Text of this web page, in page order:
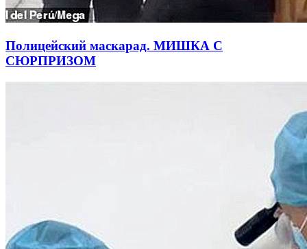
Полицейский маскарад. МИШКА С
СЮРПРИЗОМ